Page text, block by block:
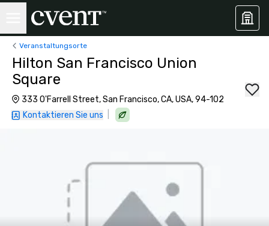
Veranstaltungsorte
Hilton San Francisco Union
Square
333 O'Farrell Street, San Francisco, CA, USA, 94-102
Kontaktieren Sie uns